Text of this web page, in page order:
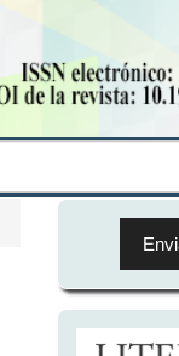
Enviar
artículo